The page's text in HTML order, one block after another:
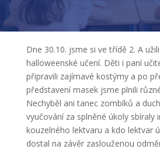
Dne 30.10. jsme si ve třídě 2. A
halloweenské učení. Děti i paní
připravili zajímavé kostýmy a po
představení masek jsme plnili
Nechyběl ani tanec zombíků a
vyučování za splněné úkoly sbíraly
kouzelného lektvaru a kdo lektvar
dostal na závěr zaslouženou